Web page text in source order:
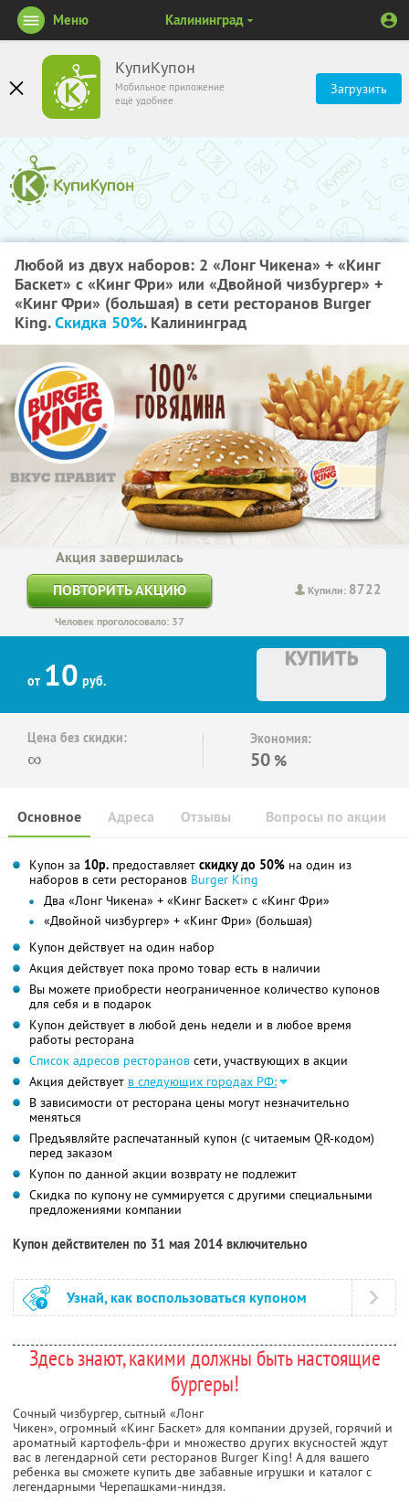
КупиКупон
Мобильное приложение
ещё удобнее
Загрузить
Меню Калининград
Любой из двух наборов: 2 «Лонг Чикена» + «Кинг
Баскет» с «Кинг Фри» или «Двойной чизбургер» +
«Кинг Фри» (большая) в сети ресторанов Burger
King.Скидка 50%. Калининград
Купили: 8722
Акция завершилась
ПОВТОРИТЬ АКЦИЮ
Человек проголосовало: 37
от 10 руб.
КУПИТЬ
Цена без скидки:
∞
Экономия:
50 %
Основное Отзывы Вопросы по акции
Адреса
Купон за 10р. предоставляет скидку до 50% на один из
наборов в сети ресторанов Burger King
Два «Лонг Чикена» + «Кинг Баскет» с «Кинг Фри»
«Двойной чизбургер» + «Кинг Фри» (большая)
Купон действует на один набор
Акция действует пока промо товар есть в наличии
Вы можете приобрести неограниченное количество купонов
для себя и в подарок
Купон действует в любой день недели и в любое время
работы ресторана
Список адресов ресторанов сети, участвующих в акции
Акция действует в следующих городах РФ:
В зависимости от ресторана цены могут незначительно
меняться
Предъявляйте распечатанный купон (с читаемым QR-кодом)
перед заказом
Купон по данной акции возврату не подлежит
Скидка по купону не суммируется с другими специальными
предложениями компании
Купон действителен по 31 мая 2014 включительно
Узнай, как воспользоваться купоном
Здесь знают, какими должны быть настоящие
бургеры!
Сочный чизбургер, сытный «Лонг
Чикен», огромный «Кинг Баскет» для компании друзей, горячий и
ароматный картофель-фри и множество других вкусностей ждут
вас в легендарной сети ресторанов Burger King! А для вашего
ребенка вы сможете купить две забавные игрушки и каталог с
легендарными Черепашками-ниндзя.